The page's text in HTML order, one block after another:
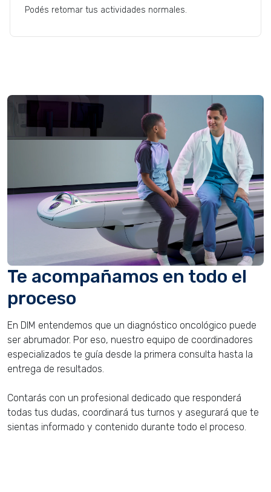
Podés retomar tus actividades normales.
Te acompañamos en todo el
proceso
En DIM entendemos que un diagnóstico oncológico puede
ser abrumador. Por eso, nuestro equipo de coordinadores
especializados te guía desde la primera consulta hasta la
entrega de resultados.
Contarás con un profesional dedicado que responderá
todas tus dudas, coordinará tus turnos y asegurará que te
sientas informado y contenido durante todo el proceso.